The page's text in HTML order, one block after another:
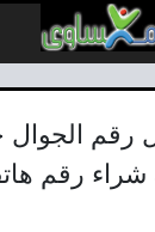
رقم
شراء رقم